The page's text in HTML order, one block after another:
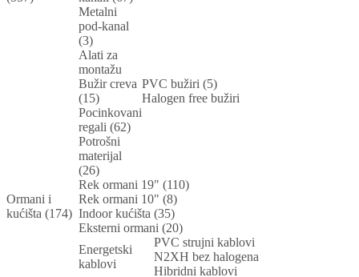
Metalni
pod-kanal
(3)
Alati za
montažu
Bužir creva
(15)
PVC bužiri (5)
Halogen free bužiri
Pocinkovani
regali (62)
Potrošni
materijal
(26)
Ormani i
kućišta (174)
Rek ormani 19" (110)
Rek ormani 10" (8)
Indoor kućišta (35)
Eksterni ormani (20)
Energetski
kablovi
PVC strujni kablovi
N2XH bez halogena
Hibridni kablovi